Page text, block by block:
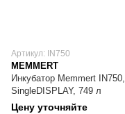
Артикул: IN750
MEMMERT
Инкубатор Memmert IN750,
SingleDISPLAY, 749 л
Цену уточняйте